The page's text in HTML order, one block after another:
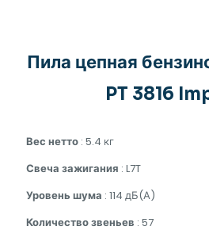
Пила цепная
PT 3816
Вес нетто : 5.4 кг
Свеча зажигания : L7T
Уровень шума : 114 дБ(А)
Количество звеньев : 57